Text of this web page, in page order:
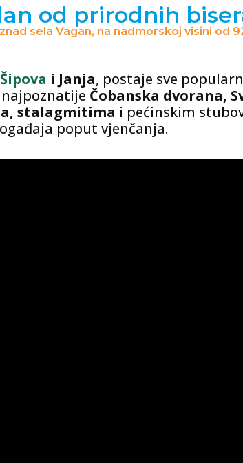
od prirodnih
sela Vagan, na nadmorskoj visini od
Šipova i Janja, postaje sve
Čobanska dvorana,
stalagmitima i pećinskim
poput vjenčanja.